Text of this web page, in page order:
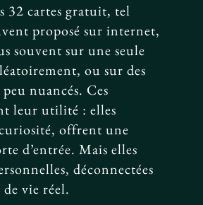
32 cartes gratuit, tel
proposé sur internet,
souvent sur une seule
ou sur des
nuancés. Ces
leur utilité : elles
offrent une
d’entrée. Mais elles
déconnectées
vie réel.